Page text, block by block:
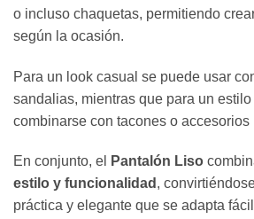
o incluso chaquetas, permitiendo
según la ocasión.
Para un look casual se puede usar
sandalias, mientras que para un
combinarse con tacones o accesorios
En conjunto, el Pantalón Liso
estilo y funcionalidad ,
práctica y elegante que se adapta